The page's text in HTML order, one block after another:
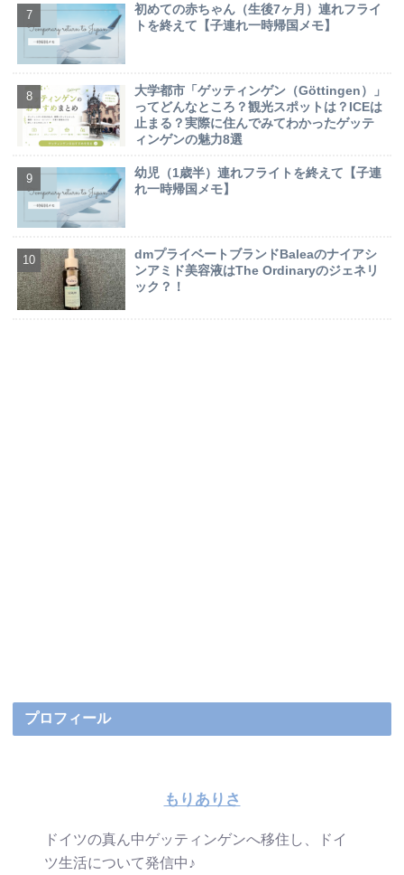
初めての赤ちゃん（生後7ヶ月）連れフライ
トを終えて【子連れ一時帰国メモ】
大学都市「ゲッティンゲン（Göttingen）」
ってどんなところ？観光スポットは？ICEは
止まる？実際に住んでみてわかったゲッテ
ィンゲンの魅力8選
幼児（1歳半）連れフライトを終えて【子連
れ一時帰国メモ】
dmプライベートブランドBaleaのナイアシ
ンアミド美容液はThe Ordinaryのジェネリ
ック？！
プロフィール
もりありさ
ドイツの真ん中ゲッティンゲンへ移住し、ドイ
ツ生活について発信中♪